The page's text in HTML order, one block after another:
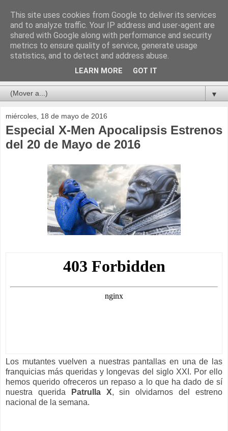
▼
miércoles, 18 de mayo de 2016
Especial X-Men Apocalipsis Estrenos
del 20 de Mayo de 2016
Los mutantes vuelven a nuestras pantallas en una de las
franquicias más queridas y longevas del siglo XXI. Por ello
hemos querido ofreceros un repaso a lo que ha dado de sí
nuestra querida
Patrulla X, sin olvidarnos del estreno
nacional de la semana.
This site uses cookies from Google to deliver its services
and to analyze traffic. Your IP address and user-agent are
shared with Google along with performance and security
metrics to ensure quality of service, generate usage
statistics, and to detect and address abuse.
LEARN MORE GOT IT